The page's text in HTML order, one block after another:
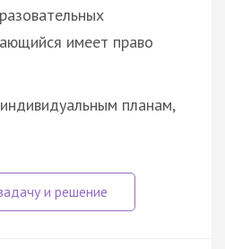
имеет право
планам,